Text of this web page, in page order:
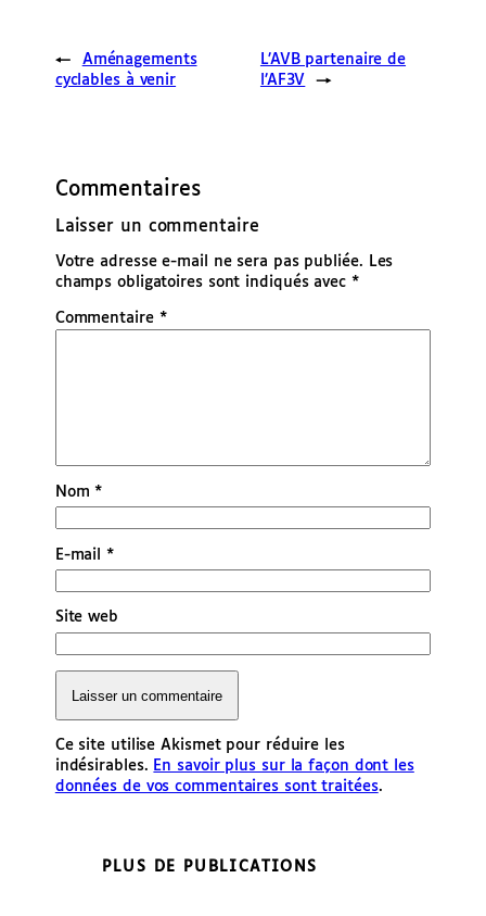
←
Aménagements
cyclables à venir
L’AVB partenaire de
l’AF3V
→
Commentaires
Laisser un commentaire
Votre adresse e-mail ne sera pas publiée.
Les
champs obligatoires sont indiqués avec *
Commentaire *
Nom*
E-mail*
Site web
Ce site utilise Akismet pour réduire les
indésirables. En savoir plus sur la façon dont les
données de vos commentaires sont traitées.
PLUS DE PUBLICATIONS